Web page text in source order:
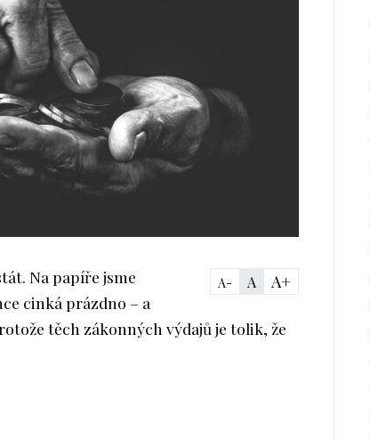
A- A A+
Na papíře jsme
cinká prázdno – a
těch zákonných výdajů je tolik, že